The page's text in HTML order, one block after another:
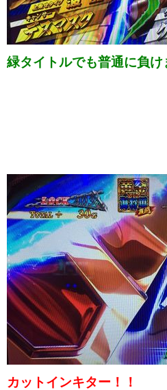
緑タイトルでも普通に負け
カットインキター！！